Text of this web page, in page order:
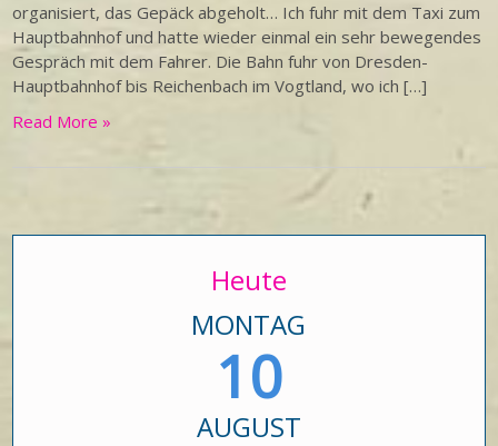
organisiert, das Gepäck abgeholt… Ich fuhr mit dem Taxi zum
Hauptbahnhof und hatte wieder einmal ein sehr bewegendes
Gespräch mit dem Fahrer. Die Bahn fuhr von Dresden-
Hauptbahnhof bis Reichenbach im Vogtland, wo ich […]
Read More »
Heute
MONTAG
10
AUGUST